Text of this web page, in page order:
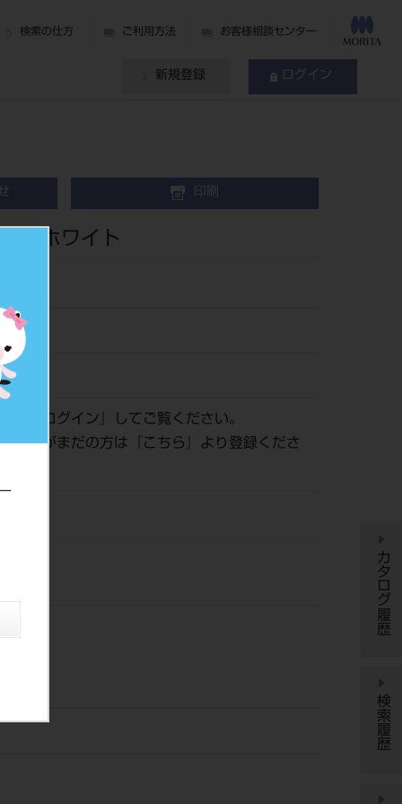
検索の仕方 ご利用方法 お客様相談センター
新規登録 ログイン
印刷
て ホワイト
ログイン 』してご覧ください。
登録がまだの方は『
こちら 』より登録くださ
カタログ履歴
検索履歴